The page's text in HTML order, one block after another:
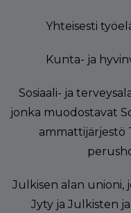
Yhteisesti
Kunta- ja
Sosiaali- ja
jonka muodostavat
ammattijärjestö
Julkisen alan unioni,
Jyty ja Julkisten